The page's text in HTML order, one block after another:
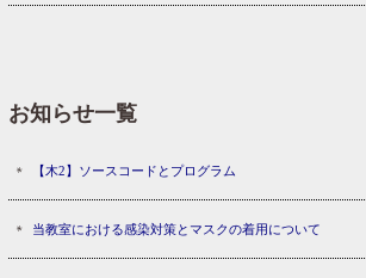
お知らせ一覧
【木2】ソースコードとプログラム
当教室における感染対策とマスクの着用について